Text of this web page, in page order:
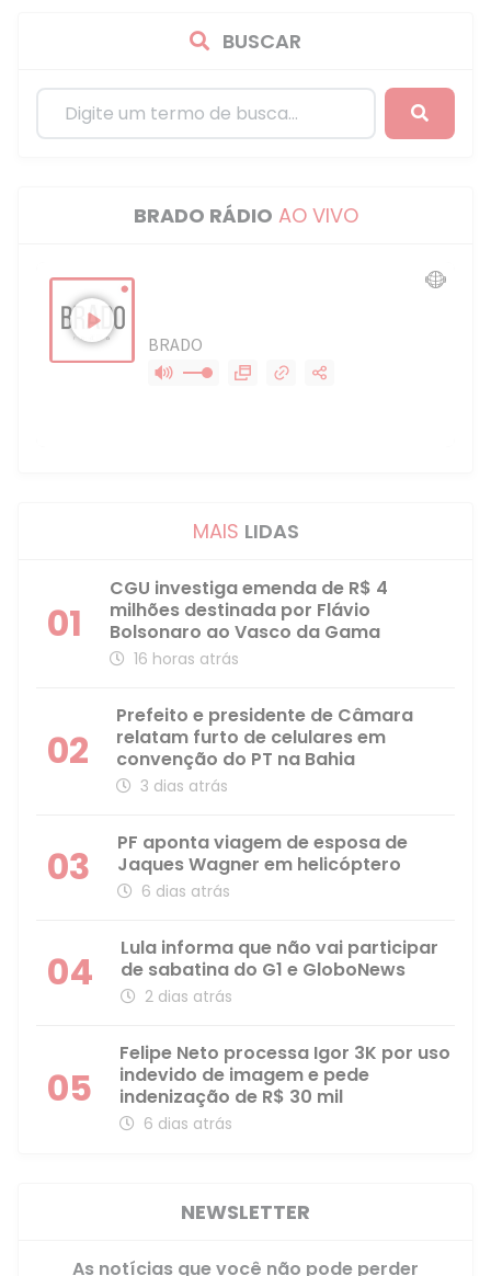
BUSCAR
BRADO RÁDIO AO VIVO
MAIS LIDAS
01
CGU investiga emenda de R$ 4
milhões destinada por Flávio
Bolsonaro ao Vasco da Gama
16 horas atrás
02
Prefeito e presidente de Câmara
relatam furto de celulares em
convenção do PT na Bahia
3 dias atrás
03
PF aponta viagem de esposa de
Jaques Wagner em helicóptero
6 dias atrás
04
Lula informa que não vai participar
de sabatina do G1 e GloboNews
2 dias atrás
05
Felipe Neto processa Igor 3K por uso
indevido de imagem e pede
indenização de R$ 30 mil
6 dias atrás
NEWSLETTER
As notícias que você não pode perder